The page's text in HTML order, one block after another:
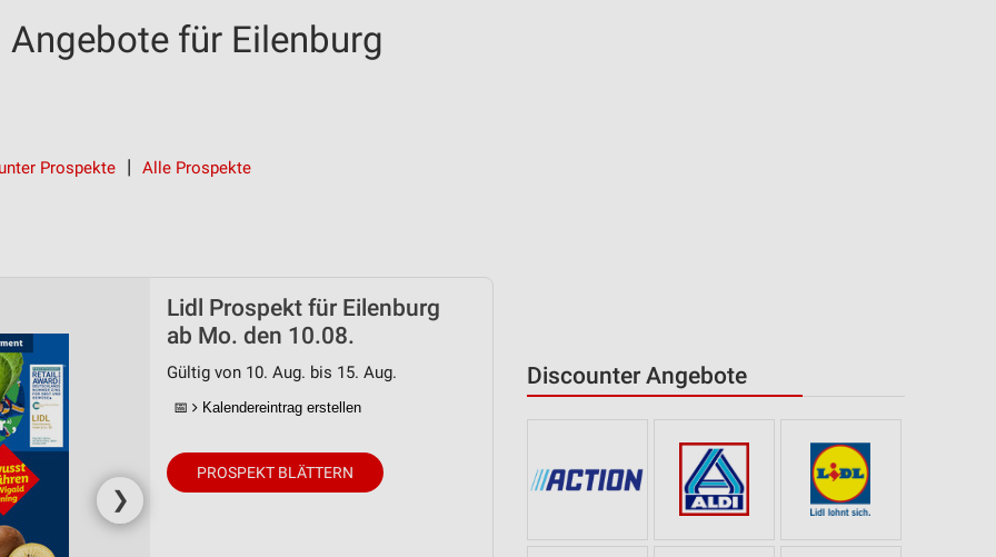
Discounter Angebote
für Eilenburg
Prospekte Alle Prospekte
❯
Lidl Prospekt für Eilenburg
ab Mo. den 10.08.
Gültig von 10. Aug. bis 15. Aug.
📅 Kalendereintrag erstellen
PROSPEKT BLÄTTERN